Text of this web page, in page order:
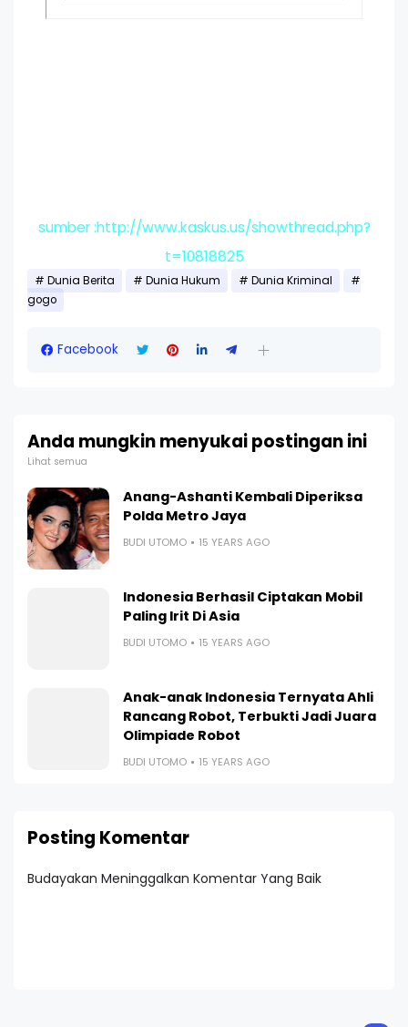
sumber :http://www.kaskus.us/showthread.php?
t=10818825
Dunia Berita Dunia Hukum
Dunia Kriminal
gogo
Facebook
Anda mungkin menyukai postingan ini
Lihat semua
Anang-Ashanti Kembali Diperiksa
Polda Metro Jaya
BUDI UTOMO 15 YEARS AGO
Indonesia Berhasil Ciptakan Mobil
Paling Irit Di Asia
BUDI UTOMO 15 YEARS AGO
Anak-anak Indonesia Ternyata Ahli
Rancang Robot, Terbukti Jadi Juara
Olimpiade Robot
BUDI UTOMO 15 YEARS AGO
Posting Komentar
Budayakan Meninggalkan Komentar Yang Baik